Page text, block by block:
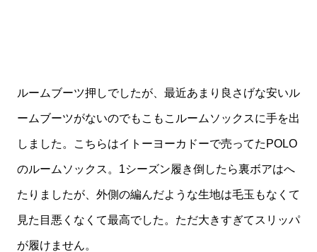
ルームブーツ押しでしたが、最近あまり良さげな安いル
ームブーツがないのでもこもこルームソックスに手を出
しました。こちらはイトーヨーカドーで売ってたPOLO
のルームソックス。1シーズン履き倒したら裏ボアはへ
たりましたが、外側の編んだような生地は毛玉もなくて
見た目悪くなくて最高でした。ただ大きすぎてスリッパ
が履けません。